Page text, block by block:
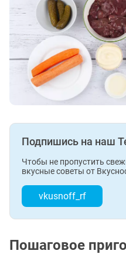
Подпишись на наш
Чтобы не пропустить
вкусные советы от
vkusnoff_rf
Пошаговое